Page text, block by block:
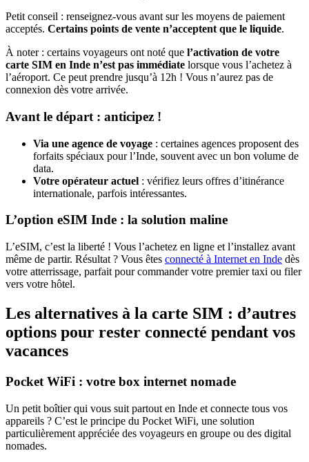
Petit conseil : renseignez-vous avant sur les moyens de paiement
acceptés. Certains points de vente n’acceptent que le liquide.
À noter : certains voyageurs ont noté que l’activation de votre
carte SIM en Inde n’est pas immédiate lorsque vous l’achetez à
l’aéroport. Ce peut prendre jusqu’à 12h ! Vous n’aurez pas de
connexion dès votre arrivée.
Avant le départ : anticipez !
Via une agence de voyage : certaines agences proposent des
forfaits spéciaux pour l’Inde, souvent avec un bon volume de
data.
Votre opérateur actuel : vérifiez leurs offres d’itinérance
internationale, parfois intéressantes.
L’option eSIM Inde : la solution maline
L’eSIM, c’est la liberté ! Vous l’achetez en ligne et l’installez avant
même de partir. Résultat ? Vous êtes connecté à Internet en Inde dès
votre atterrissage, parfait pour commander votre premier taxi ou filer
vers votre hôtel.
Les alternatives à la carte SIM : d’autres
options pour rester connecté pendant vos
vacances
Pocket WiFi : votre box internet nomade
Un petit boîtier qui vous suit partout en Inde et connecte tous vos
appareils ? C’est le principe du Pocket WiFi, une solution
particulièrement appréciée des voyageurs en groupe ou des digital
nomades.